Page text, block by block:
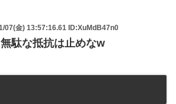
07(金) 13:57:16.61 ID:XuMdB47n0
駄な抵抗は止めなw